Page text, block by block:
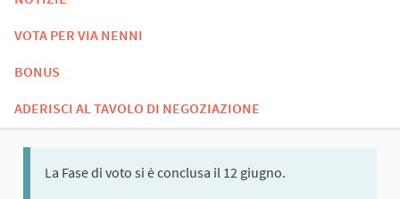
VOTA PER VIA NENNI
BONUS
ADERISCI AL TAVOLO DI NEGOZIAZIONE
La Fase di voto si è conclusa il 12 giugno.